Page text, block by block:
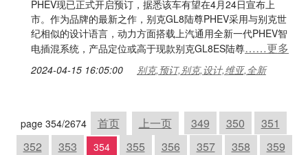
PHEV现已正式开启预订，据悉该车有望在4月24日宣布上
市。作为品牌的最新之作，别克GL8陆尊PHEV采用与别克世
纪相似的设计语言，动力方面搭载上汽通用全新一代PHEV智
电插混系统，产品定位或高于现款别克GL8ES陆尊……更多
2024-04-15 16:05:00 别克,预订,别克,设计,维亚,全新
page 354/2674 首页 上一页 349 350
351
352
353 354 355 356 357 358
359